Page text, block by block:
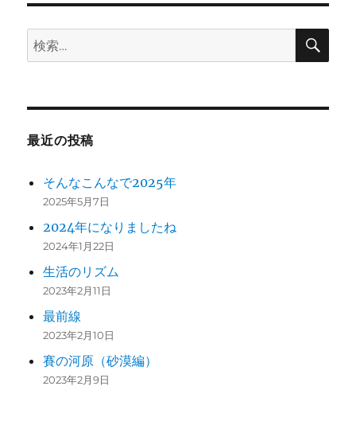
検
索:
検
最近の投稿
そんなこんなで2025年
2025年5月7日
2024年になりましたね
2024年1月22日
生活のリズム
2023年2月11日
最前線
2023年2月10日
賽の河原（砂漠編）
2023年2月9日